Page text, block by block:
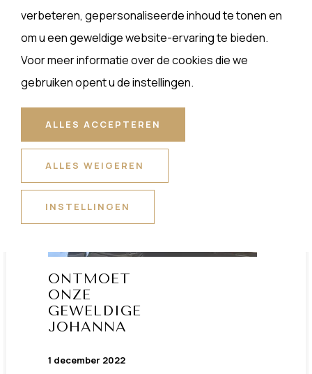
LEZEN
ONTMOET
ONZE
GEWELDIGE
JOHANNA
1 december 2022
verbeteren, gepersonaliseerde inhoud te tonen en
om u een geweldige website-ervaring te bieden.
Voor meer informatie over de cookies die we
gebruiken opent u de instellingen.
ALLES ACCEPTEREN
ALLES WEIGEREN
INSTELLINGEN